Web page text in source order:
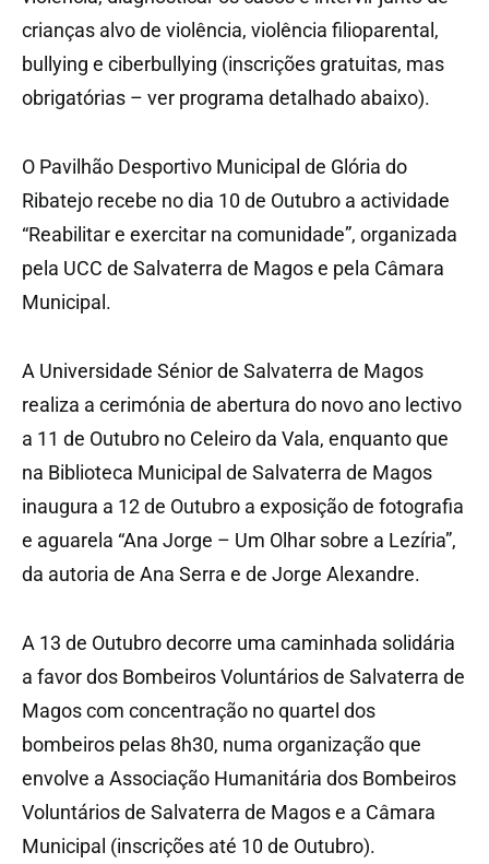
crianças alvo de violência, violência filioparental,
bullying e ciberbullying (inscrições gratuitas, mas
obrigatórias – ver programa detalhado abaixo).
O Pavilhão Desportivo Municipal de Glória do
Ribatejo recebe no dia 10 de Outubro a actividade
“Reabilitar e exercitar na comunidade”, organizada
pela UCC de Salvaterra de Magos e pela Câmara
Municipal.
A Universidade Sénior de Salvaterra de Magos
realiza a cerimónia de abertura do novo ano lectivo
a 11 de Outubro no Celeiro da Vala, enquanto que
na Biblioteca Municipal de Salvaterra de Magos
inaugura a 12 de Outubro a exposição de fotografia
e aguarela “Ana Jorge – Um Olhar sobre a Lezíria”,
da autoria de Ana Serra e de Jorge Alexandre.
A 13 de Outubro decorre uma caminhada solidária
a favor dos Bombeiros Voluntários de Salvaterra de
Magos com concentração no quartel dos
bombeiros pelas 8h30, numa organização que
envolve a Associação Humanitária dos Bombeiros
Voluntários de Salvaterra de Magos e a Câmara
Municipal (inscrições até 10 de Outubro).